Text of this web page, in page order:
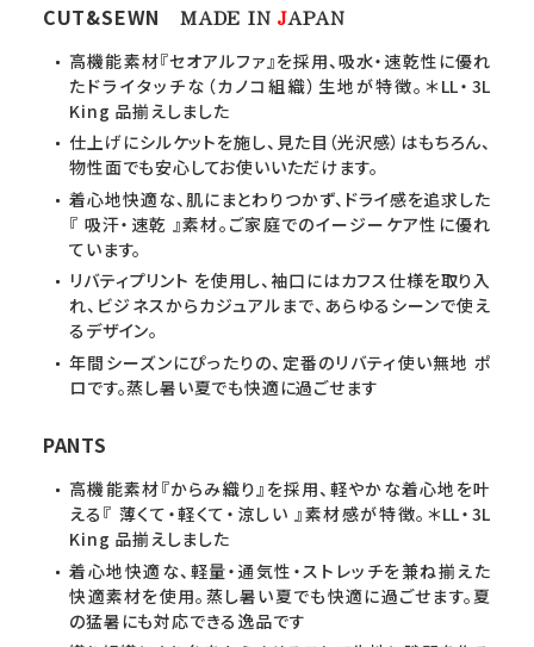
CUT&SEWNMADE IN JAPAN
高機能素材『セオアルファ』を採用、吸水・速乾性に優れ
たドライタッチな（カノコ組織）生地が特徴。＊LL・3L
King 品揃えしました
仕上げにシルケットを施し、見た目（光沢感）はもちろん、
物性面でも安心してお使いいただけます。
着心地快適な、肌にまとわりつかず、ドライ感を追求した
『 吸汗・速乾 』素材。ご家庭でのイージーケア性に優れ
ています。
リバティプリント を使用し、袖口にはカフス仕様を取り入
れ、ビジネスからカジュアルまで、あらゆるシーンで使え
るデザイン。
年間シーズンにぴったりの、定番のリバティ使い無地 ポ
ロです。蒸し暑い夏でも快適に過ごせます
PANTS
高機能素材『からみ織り』を採用、軽やかな着心地を叶
える『 薄くて・軽くて・涼しい 』素材感が特徴。＊LL・3L
King 品揃えしました
着心地快適な、軽量・通気性・ストレッチを兼ね揃えた
快適素材を使用。蒸し暑い夏でも快適に過ごせます。夏
の猛暑にも対応できる逸品です